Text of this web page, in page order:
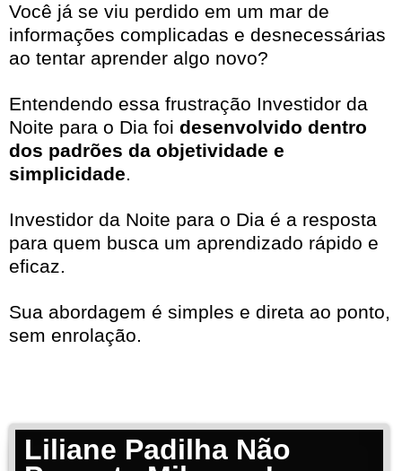
Você já se viu perdido em um mar de
informações complicadas e desnecessárias
ao tentar aprender algo novo?
Entendendo essa frustração Investidor da
Noite para o Dia foi desenvolvido dentro
dos padrões da objetividade e
simplicidade.
Investidor da Noite para o Dia é a resposta
para quem busca um aprendizado rápido e
eficaz.
Sua abordagem é simples e direta ao ponto,
sem enrolação.
Liliane Padilha Não